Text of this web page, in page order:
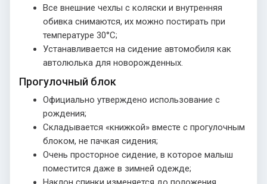
Все внешние чехлы с коляски и внутренняя
обивка снимаются, их можно постирать при
температуре 30°С;
Устанавливается на сидение автомобиля как
автолюлька для новорожденных.
Прогулочный блок
Официально утверждено использование с
рождения;
Складывается «книжкой» вместе с прогулочным
блоком, не пачкая сидения;
Очень просторное сидение, в которое малыш
поместится даже в зимней одежде;